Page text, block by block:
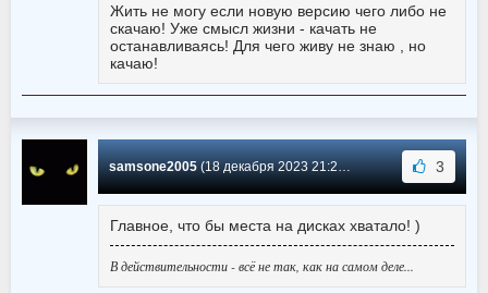
Жить не могу если новую версию чего либо не
скачаю! Уже смысл жизни - качать не
останавливаясь! Для чего живу не знаю , но
качаю!
samsone2005(18 декабря 2023 21:25) Сообщение #178 3
Главное, что бы места на дисках хватало! )
В действительности - всё не так, как на самом деле...